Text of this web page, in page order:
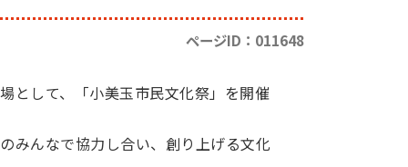
ページID：011648
として、「小美玉市民文化祭」を開催
みんなで協力し合い、創り上げる文化